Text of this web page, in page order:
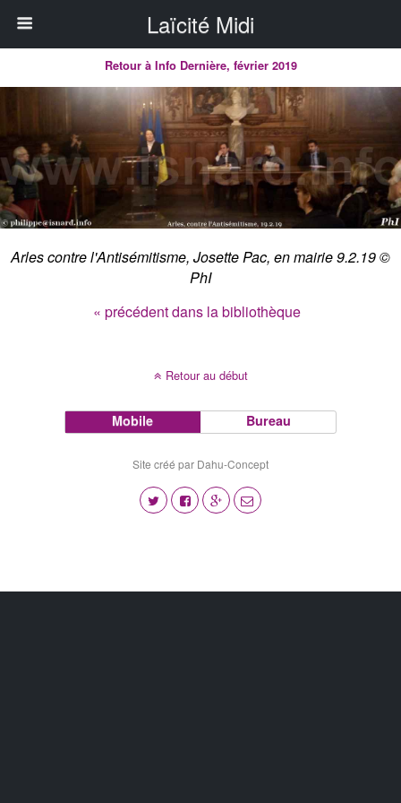
Laïcité Midi
Retour à Info Dernière, février 2019
Arles contre l'Antisémitisme, Josette Pac, en mairie 9.2.19 ©
PhI
« précédent dans la bibliothèque
Retour au début
Mobile Bureau
Site créé par Dahu-Concept